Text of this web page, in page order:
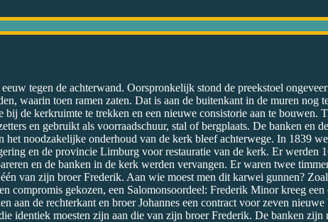
tegen de achterwand. Oorspronkelijk stond de preekstoel
waarin toen ramen zaten. Dat is aan de buitenkant in de muren nog
de kerkruimte te trekken en een nieuwe consistorie aan te bouwen.
en ge­bruikt als voorraadschuur, stal of bergplaats. De banken en de
het noodzakelijke onderhoud van de kerk bleef achterwege. In 1839
en de provincie Limburg voor restauratie van de kerk. Er werden
en de banken in de kerk werden vervangen. Er waren twee
van zijn broer Frederik. Aan wie moest men dit karwei gunnen?
compromis gekozen, een Salomonsoordeel: Frederik Minor kreeg een
aan de rechterkant en broer Johannes een contract voor zeven nieuwe
identiek moesten zijn aan die van zijn broer Frederik. De banken zijn